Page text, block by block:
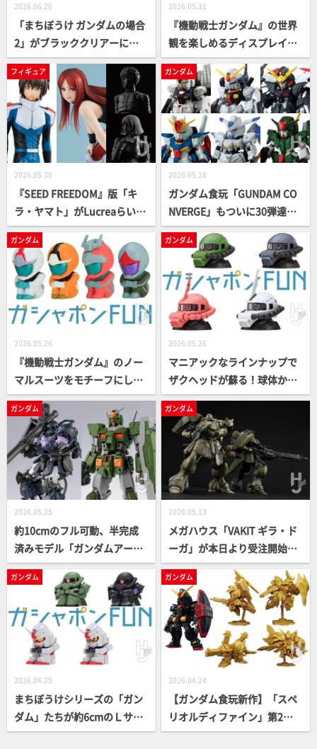
2026.06.26
「まちぼうけ ガンダムの場合
2」がブラッククリアーにな
って発売中！バンダイナムコ
オフィシャルショップ限定カ
ラーを見逃すな！【ガシャポ
ン®最新情報】
2026.05.31
『機動戦士ガンダム』の世界
観を楽しめるディスプレイベ
ースが組み立てキット仕様で
再登場！VAKIT「ギラ・ドー
ガ」も固定式ならではの造形
美に注目
フィギュア
2026.05.30
『SEED FREEDOM』版「キ
ラ・ヤマト」がLucreaらいと
に待望の参戦！制服姿のアム
ロとセイラがG.M.G.最新アイ
テムとして登場！GGG「クリ
スチーナ・マッケンジー」が
再販決定【ガンダムフィギュ
ア最新情報】
ガンダム
2026.05.28
ガンダム食玩「GUNDAM CO
NVERGE」もついに30弾達
成！節目の弾は「νガンダ
ム」や「ZZガンダム」などオ
ールガンダムでラインナップ
ガンダム
2026.05.26
『機動戦士ガンダム』のノー
マルスーツをモチーフにした
「まちぼうけ」が登場！アム
ロ、シャア、連邦＆ジオンの
一般兵の全4種でラインナッ
プ【ガシャポン®最新情報】
ガンダム
2026.05.26
マニアックなラインナップで
ザクヘッドが蘇る！球体から
モビルスーツの頭部を組み立
てる「EXCEED MODEL」シリ
ーズが再起動！【ガシャポン
®最新情報】
ガンダム
2026.05.25
約10cmのフル可動、半完成
済みモデル「ガンダムアーテ
ィファクトPRO」始動！想像
のさらに上を行く渾身のスペ
ックで登場
ガンダム
2026.05.13
メガハウス「VAKIT ギラ・ド
ーガ」が本日より受注開始！
静岡ホビーショーで展示され
ているプロモデラー・清水圭
製作の作例見本を撮り下ろし
で紹介！【機動戦士ガンダム
新MS戦記】
ガンダム
2026.04.25
まちぼうけシリーズの「ガン
ダム」たちが約6cmのＬサイ
ズになって再登場！大きくな
ガンダム
2026.04.24
【ガンダム食玩新作】「スペ
リオルディファイン」第2弾
は人気MSや『SDガンダム外